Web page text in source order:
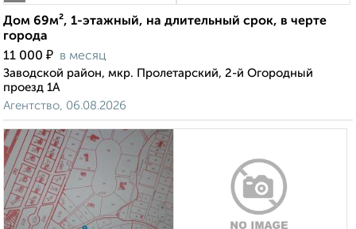
Дом 69м², 1-этажный, на длительный срок, в черте
города
11 000 ₽ в месяц
Заводской район, мкр. Пролетарский, 2-й Огородный
проезд 1А
Агентство, 06.08.2026